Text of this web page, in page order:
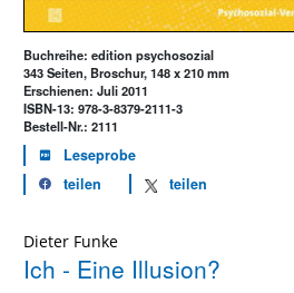
Buchreihe: edition psychosozial
343 Seiten, Broschur, 148 x 210 mm
Erschienen: Juli 2011
ISBN-13: 978-3-8379-2111-3
Bestell-Nr.: 2111
Leseprobe
teilen
teilen
Dieter Funke
Ich - Eine Illusion?